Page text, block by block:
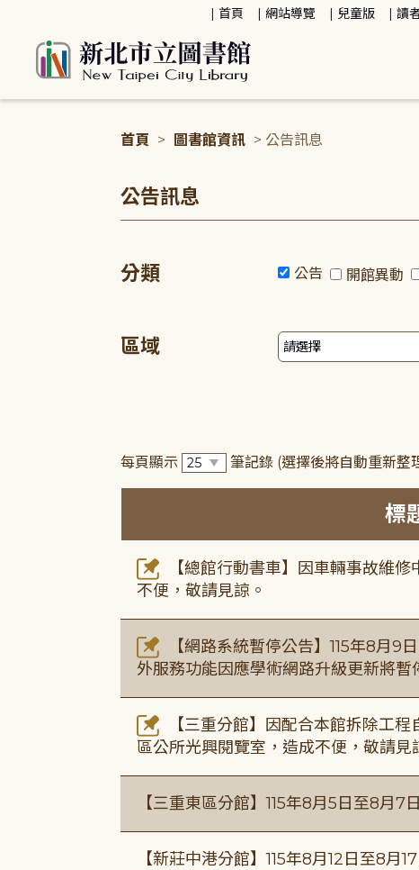
首頁 網站導覽 兒童版 讀
首頁 > 圖書館資訊 > 公告訊息
公告訊息
分類 公告 開館異動
區域
每頁顯示 筆記錄 (選擇後將自動重新整
標
【總館行動書車】因車輛事故維
不便，敬請見諒。
【網路系統暫停公告】115年8月9
外服務功能因應學術網路升級更新將暫
【三重分館】因配合本館拆除工
區公所光興閱覽室，造成不便，敬請見
【三重東區分館】115年8月5日至8月7
【新莊中港分館】115年8月12日至8月